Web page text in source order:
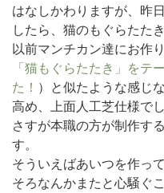
はなしかわりますが、昨
したら、猫のもぐらたた
以前マンチカン達にお作
「猫もぐらたたき」をテ
た！ ）と似たような感じ
高め、上面人工芝仕様でし
さすが本職の方が制作す
す。
そういえばあいつを作っ
そろなんかまたと心騒ぐ